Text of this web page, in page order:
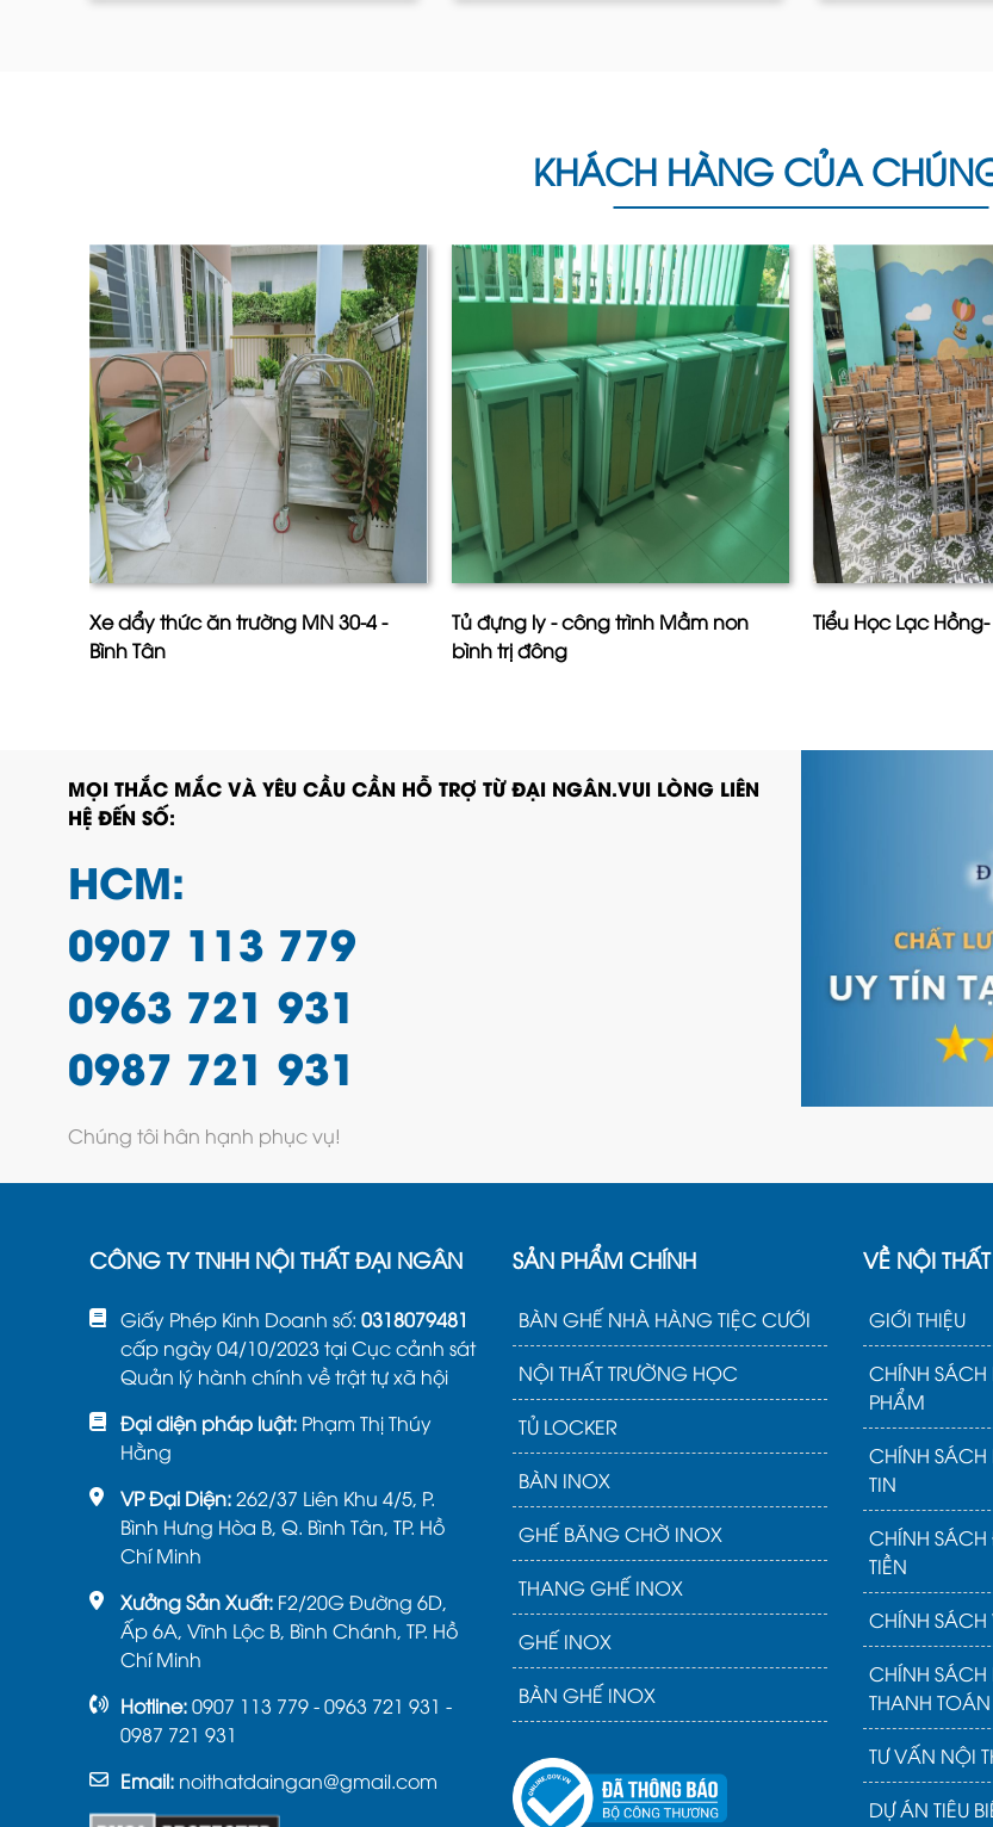
KHÁCH HÀNG CỦA
Xe dẩy thức ăn trường MN 30-4 -
Bình Tân
Tủ đựng ly - công trình Mầm non
bình trị đông
Tiểu Học Lạc
MỌI THẮC MẮC VÀ YÊU CẦU CẦN HỖ TRỢ TỪ ĐẠI NGÂN.VUI LÒNG LIÊN
HỆ ĐẾN SỐ:
HCM:
0907 113 779
0963 721 931
0987 721 931
Chúng tôi hân hạnh phục vụ!
CÔNG TY TNHH NỘI THẤT ĐẠI NGÂN
Giấy Phép Kinh Doanh số: 0318079481
cấp ngày 04/10/2023 tại Cục cảnh sát
Quản lý hành chính về trật tự xã hội
Đại diện pháp luật: Phạm Thị Thúy
Hằng
VP Đại Diện:262/37 Liên Khu 4/5, P.
Bình Hưng Hòa B, Q. Bình Tân, TP. Hồ
Chí Minh
Xưởng Sản Xuất: F2/20G Đường 6D,
Ấp 6A, Vĩnh Lộc B, Bình Chánh, TP. Hồ
Chí Minh
Hotline:0907 113 779 - 0963 721 931 -
0987 721 931
Email: noithatdaingan@gmail.com
SẢN PHẨM CHÍNH
BÀN GHẾ NHÀ HÀNG TIỆC CƯỚI
NỘI THẤT TRƯỜNG HỌC
TỦ LOCKER
BÀN INOX
GHẾ BĂNG CHỜ INOX
THANG GHẾ INOX
GHẾ INOX
BÀN GHẾ INOX
VỀ NỘI
GIỚI THIỆU
CHÍNH
PHẨM
CHÍNH
TIN
CHÍNH
TIỀN
CHÍNH SÁCH
CHÍNH
THANH TOÁN
TƯ VẤN NỘI
DỰ ÁN TIÊU